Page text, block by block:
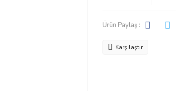
Ürün Paylaş :
Karşılaştır